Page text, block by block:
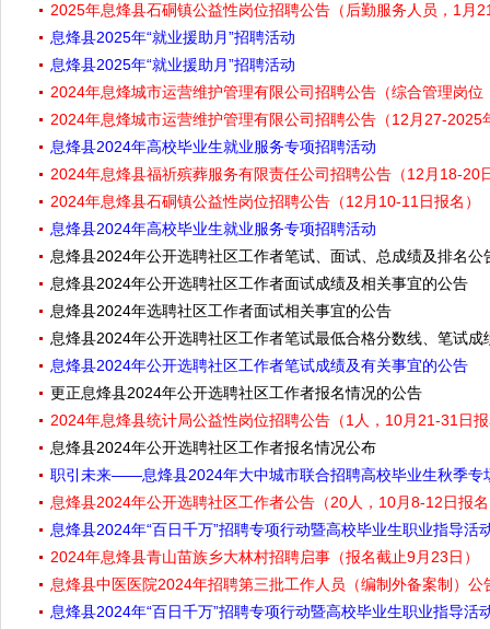
2025年息烽县石硐镇公益性岗位招聘公告（后勤服务人员，1月
息烽县2025年“就业援助月”招聘活动
息烽县2025年“就业援助月”招聘活动
2024年息烽城市运营维护管理有限公司招聘公告（综合管理岗
2024年息烽城市运营维护管理有限公司招聘公告（12月27-2025
息烽县2024年高校毕业生就业服务专项招聘活动
2024年息烽县福祈殡葬服务有限责任公司招聘公告（12月18-20
2024年息烽县石硐镇公益性岗位招聘公告（12月10-11日报名）
息烽县2024年高校毕业生就业服务专项招聘活动
息烽县2024年公开选聘社区工作者笔试、面试、总成绩及排名公
息烽县2024年公开选聘社区工作者面试成绩及相关事宜的公告
息烽县2024年选聘社区工作者面试相关事宜的公告
息烽县2024年公开选聘社区工作者笔试最低合格分数线、笔试
息烽县2024年公开选聘社区工作者笔试成绩及有关事宜的公告
更正息烽县2024年公开选聘社区工作者报名情况的公告
2024年息烽县统计局公益性岗位招聘公告（1人，10月21-31日
息烽县2024年公开选聘社区工作者报名情况公布
职引未来——息烽县2024年大中城市联合招聘高校毕业生秋季专
息烽县2024年公开选聘社区工作者公告（20人，10月8-12日报
息烽县2024年“百日千万”招聘专项行动暨高校毕业生职业指导活
2024年息烽县青山苗族乡大林村招聘启事（报名截止9月23日）
息烽县中医医院2024年招聘第三批工作人员（编制外备案制）
息烽县2024年“百日千万”招聘专项行动暨高校毕业生职业指导活